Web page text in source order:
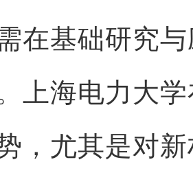
在基础研究
上海电力大
，尤其是对